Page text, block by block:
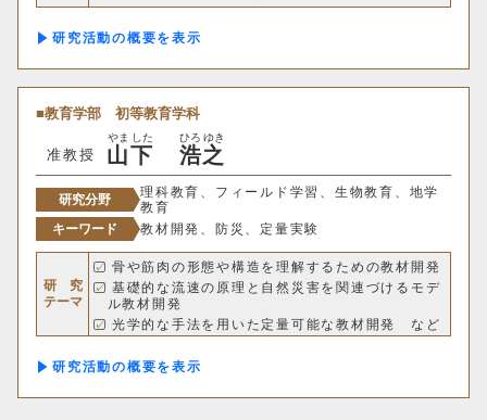
研究活動の概要
教育学部 初等教育学科
准教授 山
やま
下
した
浩
ひろ
之
ゆき
研究分野
理科教育、フィールド学習、生物教育、地学
教育
キーワード
教材開発、防災、定量実験
研 究
テーマ
骨や筋肉の形態や構造を理解するための教材開発
基礎的な流速の原理と自然災害を関連づけるモデ
ル教材開発
光学的な手法を用いた定量可能な教材開発 など
研究活動の概要
建築歴史文化研究センター
通信教育部情報理工学部
情報理工学科（通信）
一度に表示する件数
20件 50件 100件